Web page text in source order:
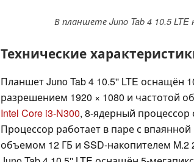
В планшете Juno Tab 4 10.5
Технические
Планшет Juno Tab 4 10.5'' LTE
разрешением 1920 × 1080 и частотой
Intel Core i3-N300, 8-ядерный процессор
Процессор работает в паре с
объемом 12 ГБ и SSD-накопителем